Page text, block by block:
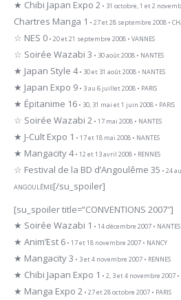
★ Chibi Japan Expo 2 • 31 octobre, 1 et 2
Chartres Manga 1 • 27 et 28 septembre 2008 •
☆ NES 0 • 20 et 21 septembre 2008 • VANNES
☆ Soirée Wazabi 3 • 30 août 2008 • NANTES
★ Japan Style 4• 30 et 31 août 2008 • NANTES
★ Japan Expo 9 • 3 au 6 juillet 2008 • PARIS
★ Épitanime 16 • 30, 31 mai et 1 juin 2008 • PARIS
☆ Soirée Wazabi 2 • 17 mai 2008 • NANTES
★ J-Cult Expo 1 • 17 et 18 mai 2008 • NANTES
★ Mangacity 4• 12 et 13 avril 2008 • RENNES
☆ Festival de la BD d’Angoulême 35 • 24
ANGOULÊME[/su_spoiler]
[su_spoiler title=”CONVENTIONS 2007″]
★ Soirée Wazabi 1 • 14 décembre 2007 • NANTES
★ Anim’Est 6 • 17 et 18 novembre 2007 • NANCY
★ Mangacity 3 • 3 et 4 novembre 2007 • RENNES
★ Chibi Japan Expo 1 • 2, 3 et 4 novembre 2007 •
★ Manga Expo 2 • 27 et 28 octobre 2007 • PARIS